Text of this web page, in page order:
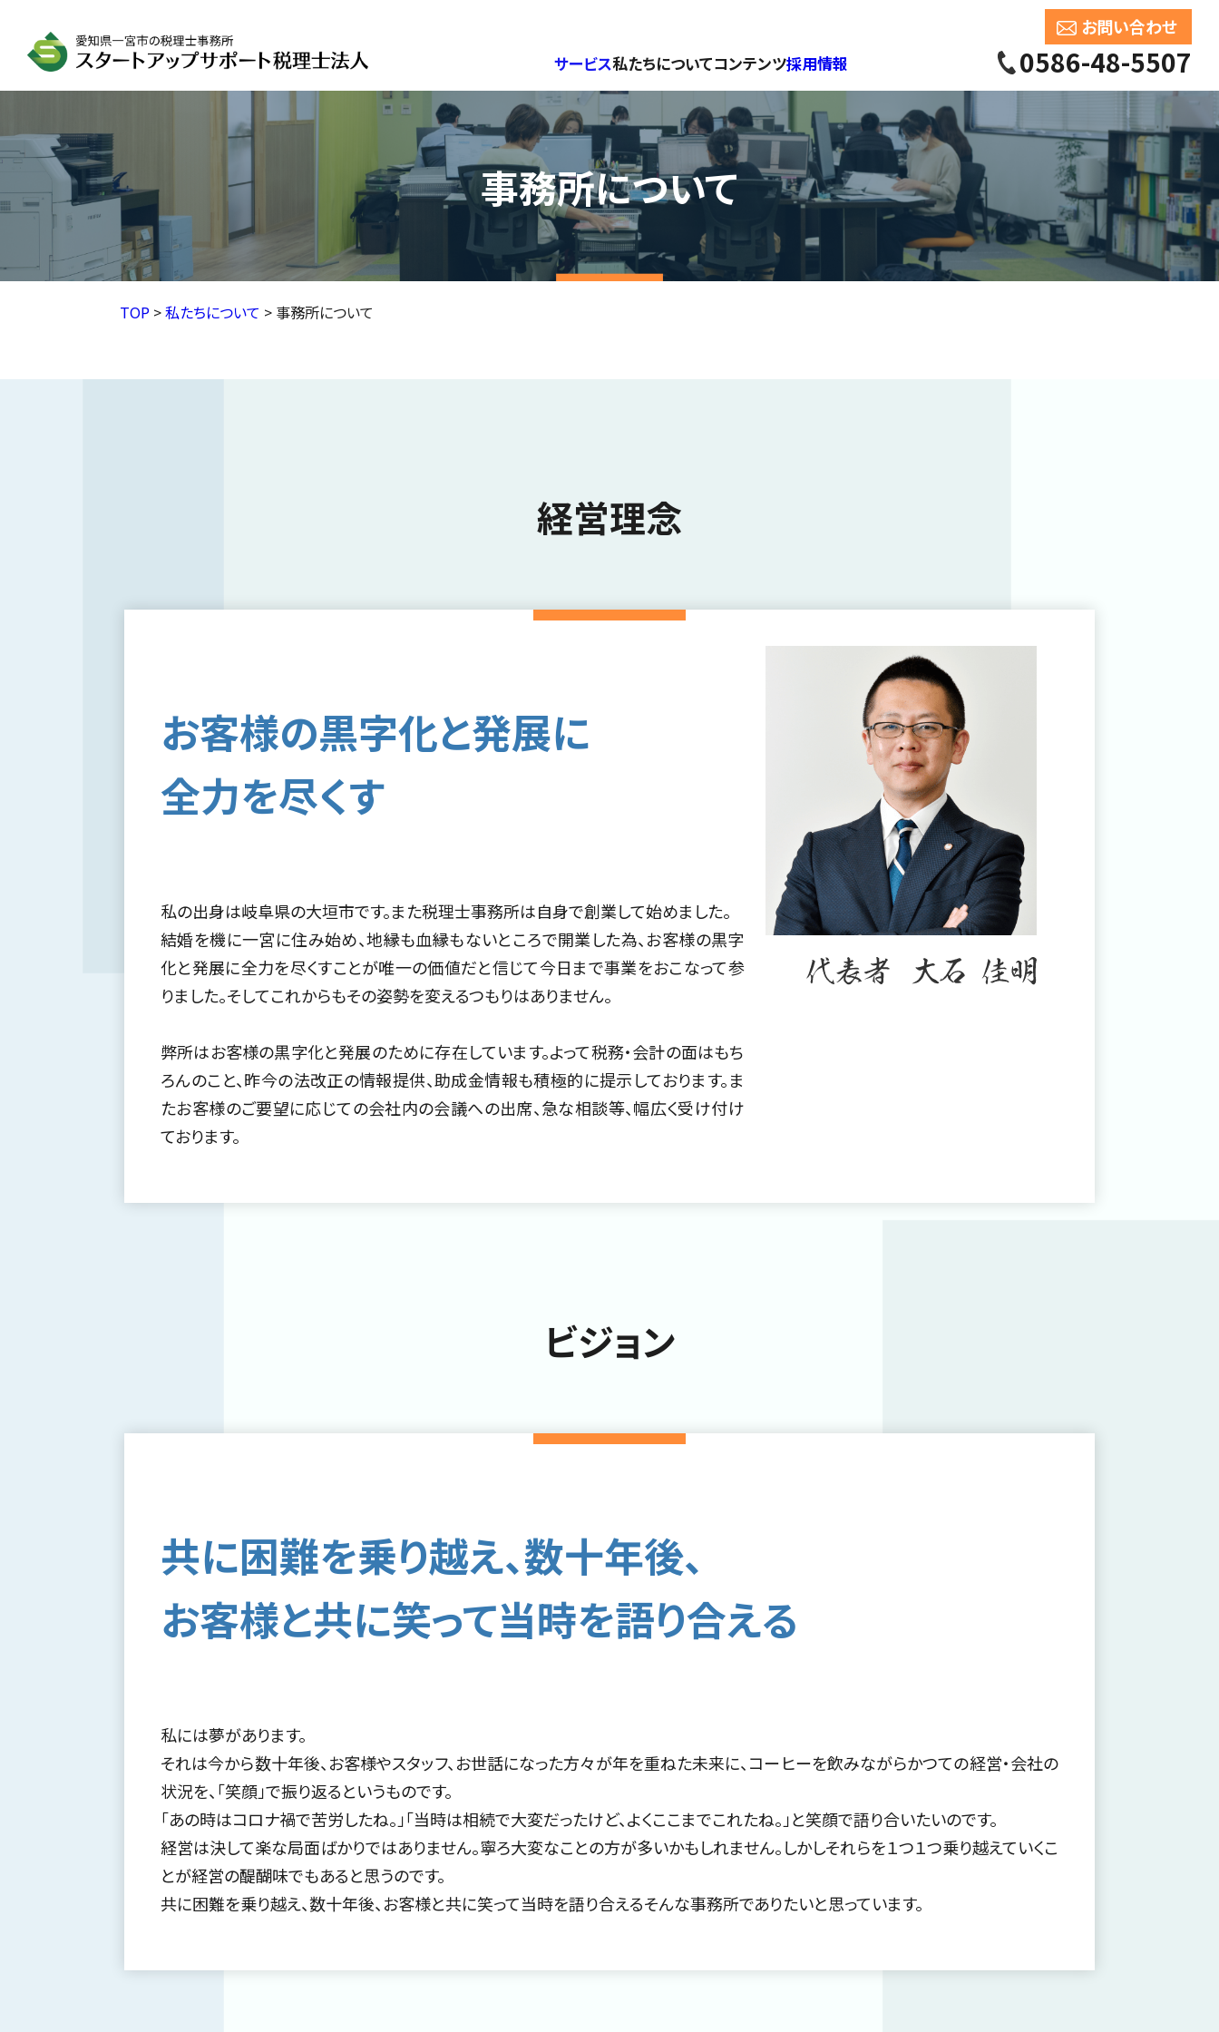
サービス私たちについてコンテンツ採用情報
お問い合わせ
0586-48-5507
事務所について
TOP >私たちについて > 事務所について
経営理念
お客様の黒字化と発展に
全力を尽くす
私の出身は岐阜県の大垣市です。また税理士事務所は自身で創業して始めました。
結婚を機に一宮に住み始め、地縁も血縁もないところで開業した為、お客様の黒字
化と発展に全力を尽くすことが唯一の価値だと信じて今日まで事業をおこなって参
りました。そしてこれからもその姿勢を変えるつもりはありません。
弊所はお客様の黒字化と発展のために存在しています。よって税務・会計の面はもち
ろんのこと、昨今の法改正の情報提供、助成金情報も積極的に提示しております。ま
たお客様のご要望に応じての会社内の会議への出席、急な相談等、幅広く受け付け
ております。
ビジョン
共に困難を乗り越え、数十年後、
お客様と共に笑って当時を語り合える
私には夢があります。
それは今から数十年後、お客様やスタッフ、お世話になった方々が年を重ねた未来に、コーヒーを飲みながらかつての経営・会社の
状況を、「笑顔」で振り返るというものです。
「あの時はコロナ禍で苦労したね。」「当時は相続で大変だったけど、よくここまでこれたね。」と笑顔で語り合いたいのです。
経営は決して楽な局面ばかりではありません。寧ろ大変なことの方が多いかもしれません。しかしそれらを１つ１つ乗り越えていくこ
とが経営の醍醐味でもあると思うのです。
共に困難を乗り越え、数十年後、お客様と共に笑って当時を語り合えるそんな事務所でありたいと思っています。